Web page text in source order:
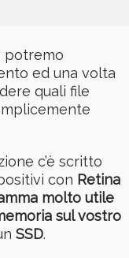
potremo
ed una volta
quali file
c’è scritto
con Retina
molto utile
sul vostro
SSD.